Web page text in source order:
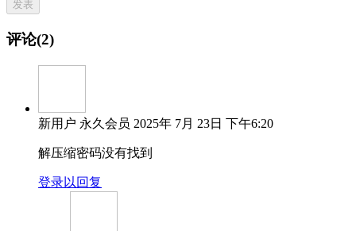
评论(2)
新用户 永久会员 2025年 7月 23日 下午6:20
解压缩密码没有找到
登录以回复